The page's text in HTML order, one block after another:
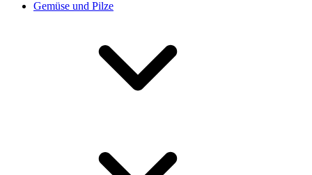
Gemüse und Pilze